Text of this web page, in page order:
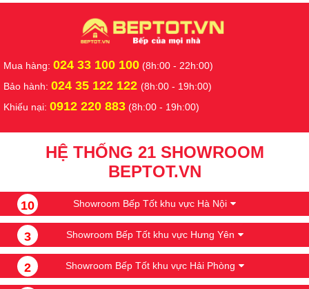
Mua hàng: 024 33 100 100 (8h:00 - 22h:00)
Bảo hành: 024 35 122 122 (8h:00 - 19h:00)
Khiếu nại: 0912 220 883 (8h:00 - 19h:00)
HỆ THỐNG 21 SHOWROOM
BEPTOT.VN
10 Showroom Bếp Tốt khu vực Hà Nội
3 Showroom Bếp Tốt khu vực Hưng Yên
2 Showroom Bếp Tốt khu vực Hải Phòng